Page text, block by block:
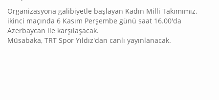
Organizasyona galibiyetle başlayan Kadın Milli Takımımız,
ikinci maçında 6 Kasım Perşembe günü saat 16.00'da
Azerbaycan ile karşılaşacak.
Müsabaka, TRT Spor Yıldız'dan canlı yayınlanacak.